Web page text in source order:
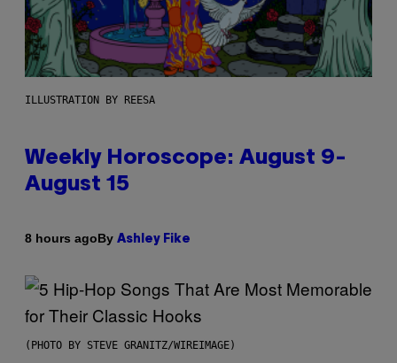
ILLUSTRATION BY REESA
Weekly Horoscope: August 9-
August 15
8 hours agoBy Ashley Fike
(PHOTO BY STEVE GRANITZ/WIREIMAGE)